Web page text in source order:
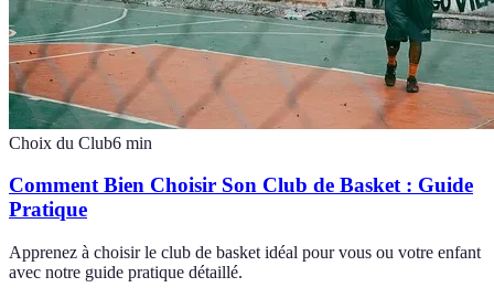
Choix du Club6 min
Comment Bien Choisir Son Club de Basket : Guide
Pratique
Apprenez à choisir le club de basket idéal pour vous ou votre enfant
avec notre guide pratique détaillé.